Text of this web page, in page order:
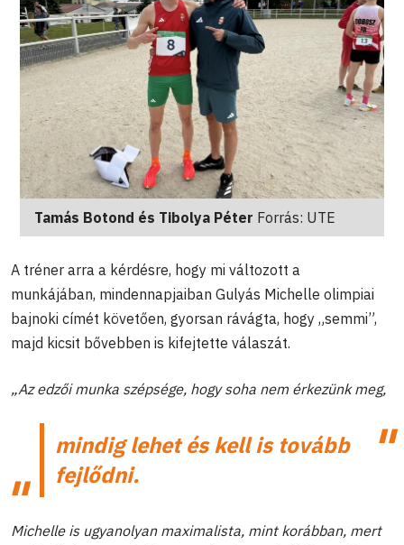
Tamás Botond és Tibolya Péter Forrás: UTE
A tréner arra a kérdésre, hogy mi változott a
munkájában, mindennapjaiban Gulyás Michelle olimpiai
bajnoki címét követően, gyorsan rávágta, hogy „semmi”,
majd kicsit bővebben is kifejtette válaszát.
„Az edzői munka szépsége, hogy soha nem érkezünk meg,
mindig lehet és kell is tovább
fejlődni.
Michelle is ugyanolyan maximalista, mint korábban, mert